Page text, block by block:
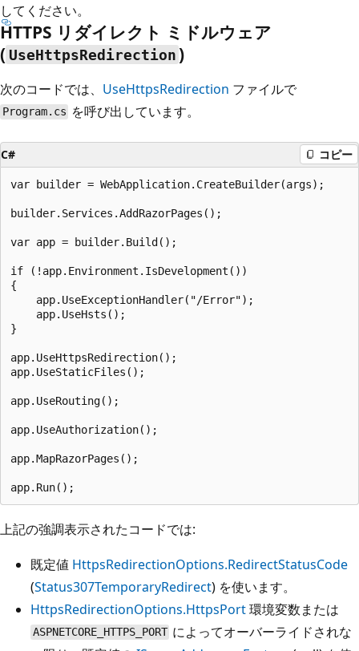
してください。
HTTPS リダイレクト ミドルウェア
( UseHttpsRedirection)
次のコードでは、 UseHttpsRedirection ファイルで
Program.cs を呼び出しています。
C# コピー
var builder = WebApplication.CreateBuilder(args);
builder.Services.AddRazorPages();
var app = builder.Build();
if (!app.Environment.IsDevelopment())
{
    app.UseExceptionHandler("/Error");
    app.UseHsts();
}
app.UseHttpsRedirection();
app.UseStaticFiles();
app.UseRouting();
app.UseAuthorization();
app.MapRazorPages();
上記の強調表示されたコードでは:
既定値 HttpsRedirectionOptions.RedirectStatusCode
(Status307TemporaryRedirect) を使います。
HttpsRedirectionOptions.HttpsPort環境変数または
ASPNETCORE_HTTPS_PORT によってオーバーライドされな